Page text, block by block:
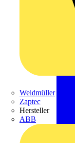
Weidmüller
Zaptec
Hersteller
ABB